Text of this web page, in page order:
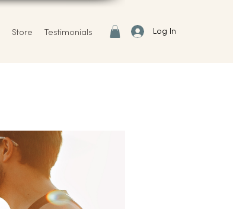
Store Testimonials Log In